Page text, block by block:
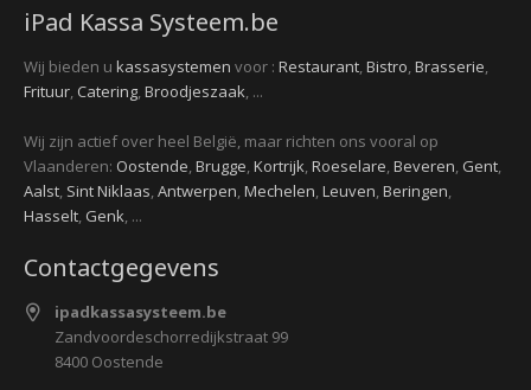
iPad Kassa Systeem.be
Wij bieden u kassasystemen voor : Restaurant,Bistro,Brasserie,
Frituur, Catering,Broodjeszaak, ...
Wij zijn actief over heel België, maar richten ons vooral op
Vlaanderen: Oostende,Brugge,Kortrijk,Roeselare,Beveren, Gent,
Aalst, Sint Niklaas,Antwerpen,Mechelen,Leuven,Beringen,
Hasselt, Genk, ...
Contactgegevens
ipadkassasysteem.be
Zandvoordeschorredijkstraat 99
8400 Oostende